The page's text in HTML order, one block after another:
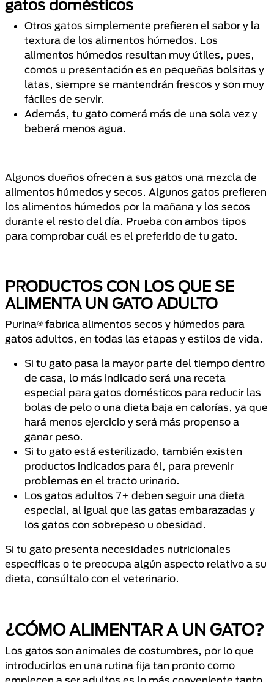
gatos domésticos
Otros gatos simplemente prefieren el sabor y la
textura de los alimentos húmedos. Los
alimentos húmedos resultan muy útiles, pues,
comos u presentación es en pequeñas bolsitas y
latas, siempre se mantendrán frescos y son muy
fáciles de servir.
Además, tu gato comerá más de una sola vez y
beberá menos agua.
Algunos dueños ofrecen a sus gatos una mezcla de
alimentos húmedos y secos. Algunos gatos prefieren
los alimentos húmedos por la mañana y los secos
durante el resto del día. Prueba con ambos tipos
para comprobar cuál es el preferido de tu gato.
PRODUCTOS CON LOS QUE SE
ALIMENTA UN GATO ADULTO
Purina® fabrica alimentos secos y húmedos para
gatos adultos, en todas las etapas y estilos de vida.
Si tu gato pasa la mayor parte del tiempo dentro
de casa, lo más indicado será una receta
especial para gatos domésticos para reducir las
bolas de pelo o una dieta baja en calorías, ya que
hará menos ejercicio y será más propenso a
ganar peso.
Si tu gato está esterilizado, también existen
productos indicados para él, para prevenir
problemas en el tracto urinario.
Los gatos adultos 7+ deben seguir una dieta
especial, al igual que las gatas embarazadas y
los gatos con sobrepeso u obesidad.
Si tu gato presenta necesidades nutricionales
específicas o te preocupa algún aspecto relativo a su
dieta, consúltalo con el veterinario.
¿CÓMO ALIMENTAR A UN GATO?
Los gatos son animales de costumbres, por lo que
introducirlos en una rutina fija tan pronto como